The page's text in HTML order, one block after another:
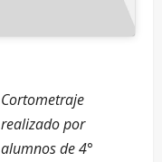
Cortometraje
realizado por
alumnos de 4°